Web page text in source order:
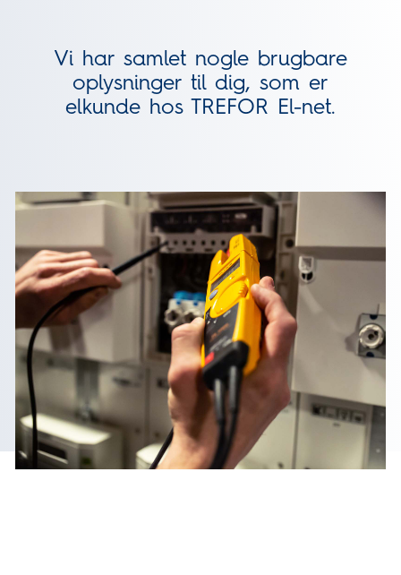
Vi har samlet nogle brugbare
oplysninger til dig, som er
elkunde hos TREFOR El-net.